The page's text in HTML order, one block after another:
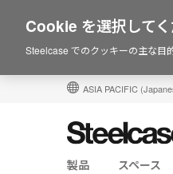
ASIA PACIFIC
製品 スペース
Cookie を選択してく
Steelcase でのクッキーの主な目